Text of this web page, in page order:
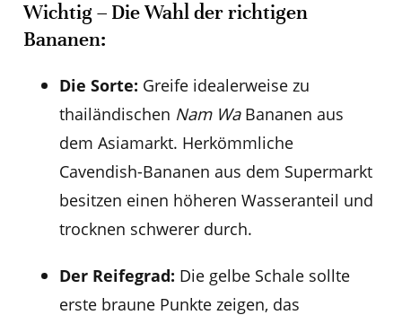
Wichtig – Die Wahl der richtigen
Bananen:
Die Sorte: Greife idealerweise zu
thailändischen Nam WaBananen aus
dem Asiamarkt. Herkömmliche
Cavendish-Bananen aus dem Supermarkt
besitzen einen höheren Wasseranteil und
trocknen schwerer durch.
Der Reifegrad: Die gelbe Schale sollte
erste braune Punkte zeigen, das